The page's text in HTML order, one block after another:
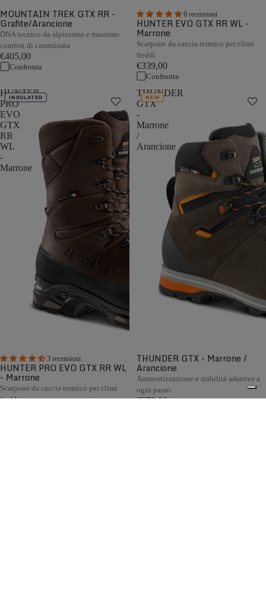
MOUNTAIN TREK GTX RR -
Grafite/Arancione
DNA tecnico da alpinismo e massimo
comfort di camminata
€405,00
Confronta
6 recensioni
HUNTER EVO GTX RR WL -
Marrone
Scarpone da caccia termico per climi
freddi
€339,00
Confronta
HUNTER
PRO
EVO
GTX
RR
WL
-
Marrone
3 recensioni
INSULATED
HUNTER PRO EVO GTX RR WL
- Marrone
Scarpone da caccia termico per climi
freddi
THUNDER
GTX
-
Marrone
/
Arancione
NEW
THUNDER GTX - Marrone /
Arancione
Ammortizzazione e stabilità adattive a
ogni passo
€279,00